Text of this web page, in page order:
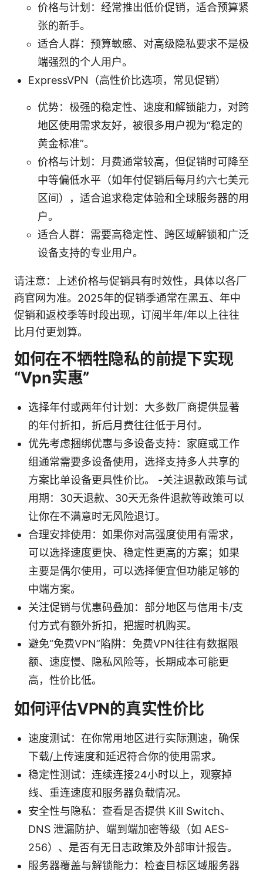
价格与计划：经常推出低价促销，适合预算紧
张的新手。
适合人群：预算敏感、对高级隐私要求不是极
端强烈的个人用户。
ExpressVPN（高性价比选项，常见促销）
优势：极强的稳定性、速度和解锁能力，对跨
地区使用需求友好，被很多用户视为“稳定的
黄金标准”。
价格与计划：月费通常较高，但促销时可降至
中等偏低水平（如年付促销后每月约六七美元
区间），适合追求稳定体验和全球服务器的用
户。
适合人群：需要高稳定性、跨区域解锁和广泛
设备支持的专业用户。
请注意：上述价格与促销具有时效性，具体以各厂
商官网为准。2025年的促销季通常在黑五、年中
促销和返校季等时段出现，订阅半年/年以上往往
比月付更划算。
如何在不牺牲隐私的前提下实现
“Vpn实惠”
选择年付或两年付计划：大多数厂商提供显著
的年付折扣，折后月费往往低于月付。
优先考虑捆绑优惠与多设备支持：家庭或工作
组通常需要多设备使用，选择支持多人共享的
方案比单设备更具性价比。 -关注退款政策与试
用期：30天退款、30天无条件退款等政策可以
让你在不满意时无风险退订。
合理安排使用：如果你对高强度使用有需求，
可以选择速度更快、稳定性更高的方案；如果
主要是偶尔使用，可以选择便宜但功能足够的
中端方案。
关注促销与优惠码叠加：部分地区与信用卡/支
付方式有额外折扣，把握时机购买。
避免“免费VPN”陷阱：免费VPN往往有数据限
额、速度慢、隐私风险等，长期成本可能更
高，性价比低。
如何评估VPN的真实性价比
速度测试：在你常用地区进行实际测速，确保
下载/上传速度和延迟符合你的使用需求。
稳定性测试：连续连接24小时以上，观察掉
线、重连速度和服务器负载情况。
安全性与隐私：查看是否提供 Kill Switch、
DNS 泄漏防护、端到端加密等级（如 AES-
256）、是否有无日志政策及外部审计报告。
服务器覆盖与解锁能力：检查目标区域服务器